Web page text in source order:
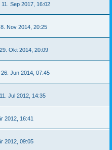
11. Sep 2017, 16:02
Nov 2014, 20:25
Okt 2014, 20:09
26. Jun 2014, 07:45
Jul 2012, 14:35
2012, 16:41
2012, 09:05